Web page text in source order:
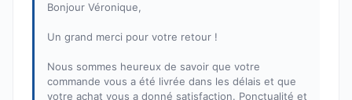
Bonjour Véronique,
Un grand merci pour votre retour !
Nous sommes heureux de savoir que votre
commande vous a été livrée dans les délais et que
votre achat vous a donné satisfaction. Ponctualité et